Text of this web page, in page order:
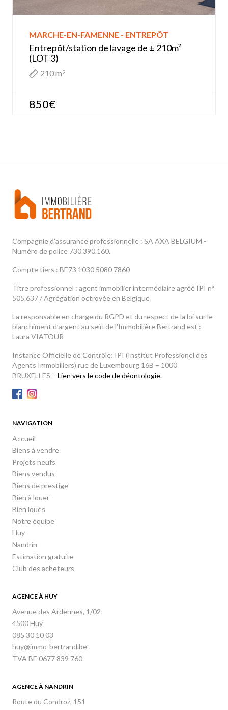
MARCHE-EN-FAMENNE - ENTREPÔT
Entrepôt/station de lavage de ± 210m²
(LOT 3)
210 m2
850€
Compagnie d’assurance professionnelle : SA AXA BELGIUM -
Numéro de police 730.390.160.
Compte tiers : BE73 1030 5080 7860
Titre professionnel : agent immobilier intermédiaire agréé IPI n°
505.637 / Agrégation octroyée en Belgique
La responsable en charge du RGPD et du respect de la loi sur le
blanchiment d’argent au sein de l'Immobilière Bertrand est :
Laura VIATOUR
Instance Officielle de Contrôle: IPI (Institut Professionel des
Agents Immobiliers) rue de Luxembourg 16B – 1000
BRUXELLES – Lien vers le code de déontologie.
NAVIGATION
Accueil
Biens à vendre
Projets neufs
Biens vendus
Biens de prestige
Bien à louer
Bien loués
Notre équipe
Huy
Nandrin
Estimation gratuite
Club des acheteurs
AGENCE À HUY
Avenue des Ardennes, 1/02
4500 Huy
085 30 10 03
huy@immo-bertrand.be
TVA BE 0677 839 760
AGENCE À NANDRIN
Route du Condroz, 151